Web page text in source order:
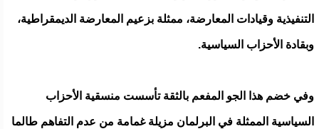
التنفيذية وقيادات المعارضة، ممثلة بزعيم المعارضة الديمقراطية،
وبقادة الأحزاب السياسية.
وفي خضم هذا الجو المفعم بالثقة تأسست منسقية الأحزاب
السياسية الممثلة في البرلمان مزيلة غمامة من عدم التفاهم طالما